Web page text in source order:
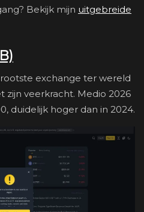
Bekijk mijn uitgebreide
exchange ter wereld
zijn veerkracht. Medio 2026
duidelijk hoger dan in 2024.